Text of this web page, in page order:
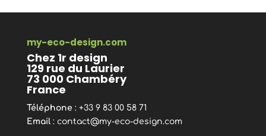
my-eco-design.com
Chez 1r design
129 rue du Laurier
73 000 Chambéry
France
Téléphone : +33 9 83 00 58 71
Email: contact@my-eco-design.com